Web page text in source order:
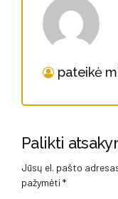
pateikė
Palikti
Jūsų el. pašto
pažymėti *